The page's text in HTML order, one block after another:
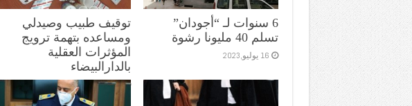
6 سنوات لـ “أجودان”
تسلم 40 مليونا رشوة
16 يوليو,2023
توقيف طبيب وصيدلي
ومساعده بتهمة ترويج
المؤثرات العقلية
بالدارالبيضاء
11 يوليو,2023